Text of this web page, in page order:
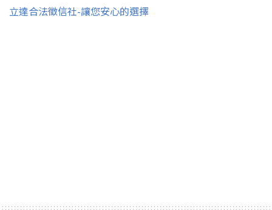
立達合法徵信社-讓您安心的選擇